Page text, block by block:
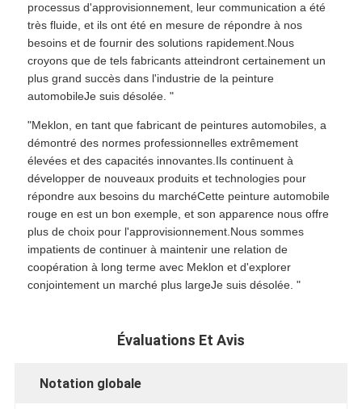
processus d'approvisionnement, leur communication a été
très fluide, et ils ont été en mesure de répondre à nos
besoins et de fournir des solutions rapidement.Nous
croyons que de tels fabricants atteindront certainement un
plus grand succès dans l'industrie de la peinture
automobileJe suis désolée. "
"Meklon, en tant que fabricant de peintures automobiles, a
démontré des normes professionnelles extrêmement
élevées et des capacités innovantes.Ils continuent à
développer de nouveaux produits et technologies pour
répondre aux besoins du marchéCette peinture automobile
rouge en est un bon exemple, et son apparence nous offre
plus de choix pour l'approvisionnement.Nous sommes
impatients de continuer à maintenir une relation de
coopération à long terme avec Meklon et d'explorer
conjointement un marché plus largeJe suis désolée. "
Évaluations Et Avis
Notation globale